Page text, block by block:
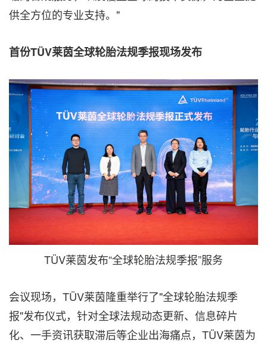
供全方位的专业支持。"
首份TÜV莱茵全球轮胎法规季报现场发布
TÜV莱茵发布“全球轮胎法规季报”服务
会议现场，TÜV莱茵隆重举行了"全球轮胎法规季
报"发布仪式，针对全球法规动态更新、信息碎片
化、一手资讯获取滞后等企业出海痛点，TÜV莱茵为